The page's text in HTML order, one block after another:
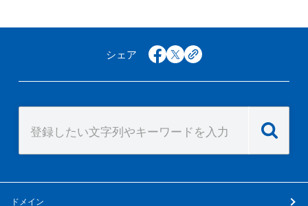
シェア facebook
x copy
ドメイン